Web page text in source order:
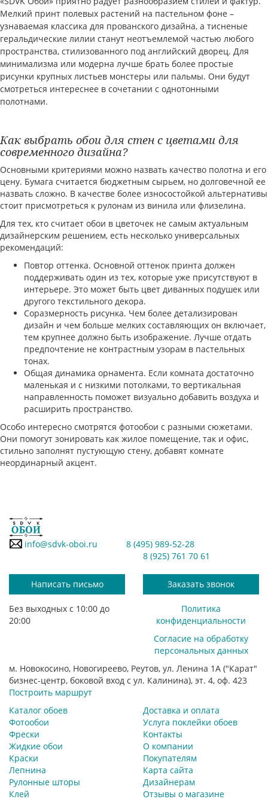
Мелкий принт полевых растений на пастельном фоне –
узнаваемая классика для прованского дизайна, а тисненые
геральдические лилии станут неотъемлемой частью любого
пространства, стилизованного под английский дворец. Для
минимализма или модерна лучше брать более простые
рисунки крупных листьев монстеры или пальмы. Они будут
смотреться интереснее в сочетании с однотонными
полотнами.
Как выбрать обои для стен с цветами для
современного дизайна?
Основными критериями можно назвать качество полотна и его
цену. Бумага считается бюджетным сырьем, но долговечной ее
назвать сложно. В качестве более износостойкой альтернативы
стоит присмотреться к рулонам из винила или флизелина.
Для тех, кто считает обои в цветочек не самым актуальным
дизайнерским решением, есть несколько универсальных
рекомендаций:
Повтор оттенка. Основной оттенок принта должен
поддерживать один из тех, которые уже присутствуют в
интерьере. Это может быть цвет диванных подушек или
другого текстильного декора.
Соразмерность рисунка. Чем более детализирован
дизайн и чем больше мелких составляющих он включает,
тем крупнее должно быть изображение. Лучше отдать
предпочтение не контрастным узорам в пастельных
тонах.
Общая динамика орнамента. Если комната достаточно
маленькая и с низкими потолками, то вертикальная
направленность поможет визуально добавить воздуха и
расширить пространство.
Особо интересно смотрятся фотообои с разными сюжетами.
Они помогут зонировать как жилое помещение, так и офис,
стильно заполнят пустующую стену, добавят комнате
неординарный акцент.
info@sdvk-oboi.ru
8 (495) 989-52-28
8 (925) 761 70 61
Написать письмо Заказать звонок
Без выходных с 10:00 до
20:00
Политика
конфиденциальности
Согласие на обработку
персональных данных
м. Новокосино, Новогиреево, Реутов, ул. Ленина 1А ("Карат"
бизнес-центр, боковой вход с ул. Калинина), эт. 4, оф. 423
Построить маршрут
Каталог обоев
Фотообои
Фрески
Жидкие обои
Краски
Лепнина
Рулонные шторы
Клей
Доставка и оплата
Услуга поклейки обоев
Контакты
О компании
Покупателям
Карта сайта
Дизайнерам
Отзывы о магазине